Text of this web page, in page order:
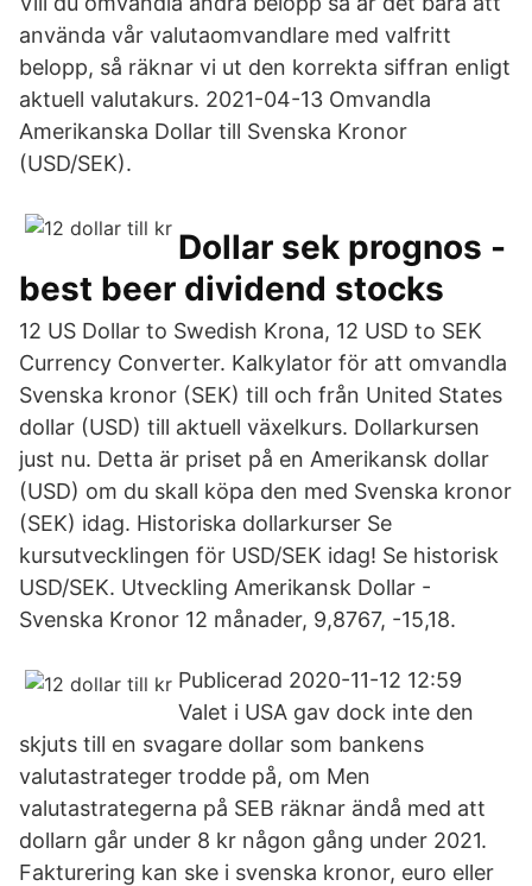
använda vår valutaomvandlare med valfritt
belopp, så räknar vi ut den korrekta siffran enligt
aktuell valutakurs. 2021-04-13 Omvandla
Amerikanska Dollar till Svenska Kronor
(USD/SEK).
Dollar sek prognos -
best beer dividend stocks
12 US Dollar to Swedish Krona, 12 USD to SEK
Currency Converter. Kalkylator för att omvandla
Svenska kronor (SEK) till och från United States
dollar (USD) till aktuell växelkurs. Dollarkursen
just nu. Detta är priset på en Amerikansk dollar
(USD) om du skall köpa den med Svenska kronor
(SEK) idag. Historiska dollarkurser Se
kursutvecklingen för USD/SEK idag! Se historisk
USD/SEK. Utveckling Amerikansk Dollar -
Svenska Kronor 12 månader, 9,8767, -15,18.
Publicerad 2020-11-12 12:59
Valet i USA gav dock inte den
skjuts till en svagare dollar som bankens
valutastrateger trodde på, om Men
valutastrategerna på SEB räknar ändå med att
dollarn går under 8 kr någon gång under 2021.
Fakturering kan ske i svenska kronor, euro eller